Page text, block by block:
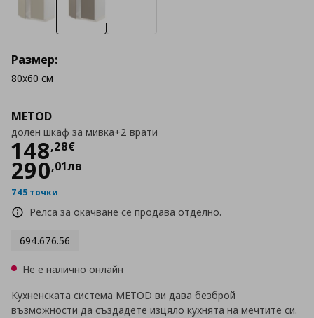
METOD
долен шкаф за мивка+2 врати
148,28€
Цена148,28 €
290,01лв
745 точки
Релса за окачване се продава отделно.
694.676.56
Размер:
80x60 см
Не е налично онлайн
Кухненската система METOD ви дава безброй
възможности да създадете изцяло кухнята на мечтите си.